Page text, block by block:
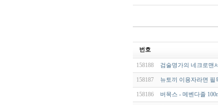
번호
158188 검술명가의 네크로맨
158187 뉴토끼 이용자라면
158186 버목스 - 메벤다졸